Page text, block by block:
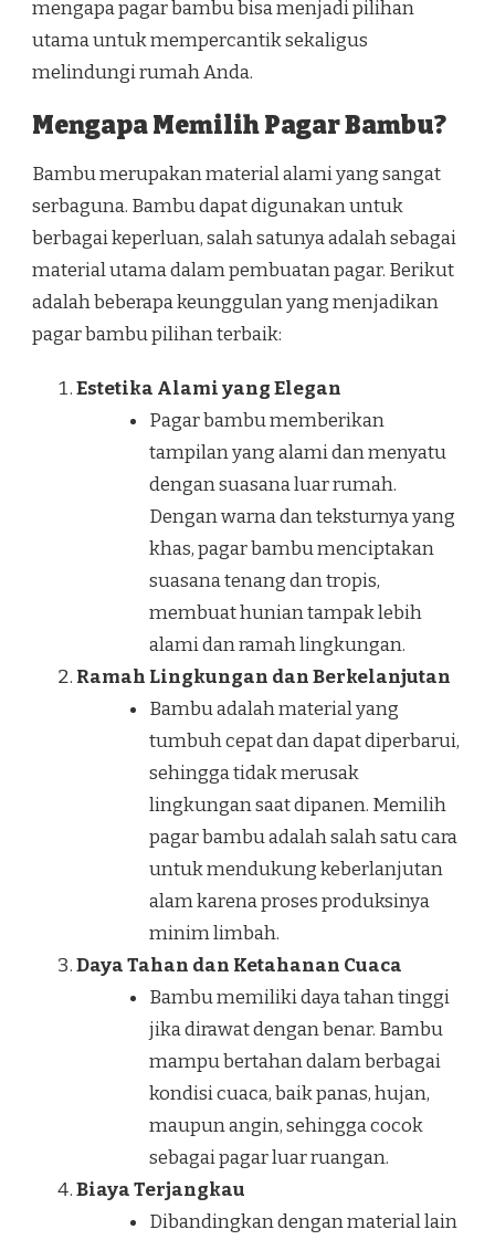
mengapa pagar bambu bisa menjadi pilihan
utama untuk mempercantik sekaligus
melindungi rumah Anda.
Mengapa Memilih Pagar Bambu?
Bambu merupakan material alami yang sangat
serbaguna. Bambu dapat digunakan untuk
berbagai keperluan, salah satunya adalah sebagai
material utama dalam pembuatan pagar. Berikut
adalah beberapa keunggulan yang menjadikan
pagar bambu pilihan terbaik:
Estetika Alami yang Elegan
Pagar bambu memberikan
tampilan yang alami dan menyatu
dengan suasana luar rumah.
Dengan warna dan teksturnya yang
khas, pagar bambu menciptakan
suasana tenang dan tropis,
membuat hunian tampak lebih
alami dan ramah lingkungan.
Ramah Lingkungan dan Berkelanjutan
Bambu adalah material yang
tumbuh cepat dan dapat diperbarui,
sehingga tidak merusak
lingkungan saat dipanen. Memilih
pagar bambu adalah salah satu cara
untuk mendukung keberlanjutan
alam karena proses produksinya
minim limbah.
Daya Tahan dan Ketahanan Cuaca
Bambu memiliki daya tahan tinggi
jika dirawat dengan benar. Bambu
mampu bertahan dalam berbagai
kondisi cuaca, baik panas, hujan,
maupun angin, sehingga cocok
sebagai pagar luar ruangan.
Biaya Terjangkau
Dibandingkan dengan material lain